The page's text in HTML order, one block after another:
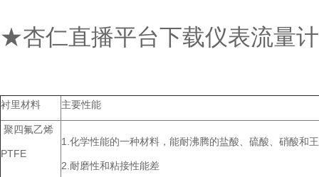
★杏仁直播平台下载仪表流量
衬里材料 主要性能
聚四氟乙烯
PTFE
1.化学性能的一种材料，能耐沸腾的盐酸、硫酸、硝酸和
2.耐磨性和粘接性能差